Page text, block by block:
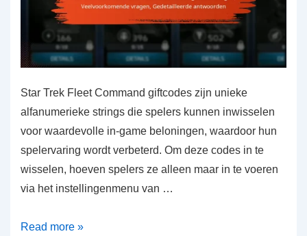
Star Trek Fleet Command giftcodes zijn unieke
alfanumerieke strings die spelers kunnen inwisselen
voor waardevolle in-game beloningen, waardoor hun
spelervaring wordt verbeterd. Om deze codes in te
wisselen, hoeven spelers ze alleen maar in te voeren
via het instellingenmenu van …
Star
Read more »